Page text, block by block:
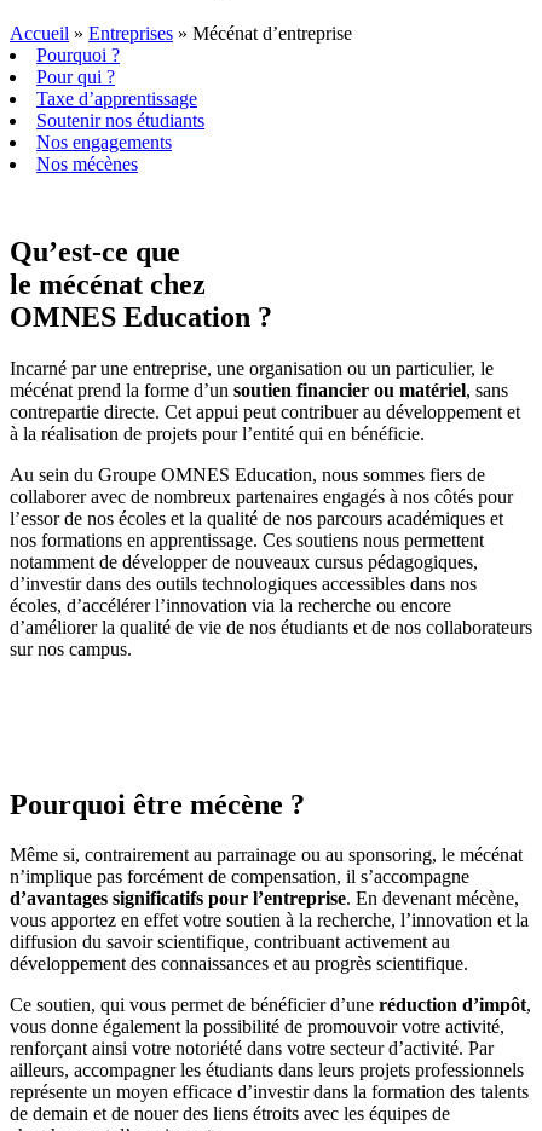
Accueil » Entreprises » Mécénat d’entreprise
Pourquoi ?
Pour qui ?
Taxe d’apprentissage
Soutenir nos étudiants
Nos engagements
Nos mécènes
Qu’est-ce que
le mécénat chez
OMNES Education ?
Incarné par une entreprise, une organisation ou un particulier, le
mécénat prend la forme d’un soutien financier ou matériel, sans
contrepartie directe. Cet appui peut contribuer au développement et
à la réalisation de projets pour l’entité qui en bénéficie.
Au sein du Groupe OMNES Education, nous sommes fiers de
collaborer avec de nombreux partenaires engagés à nos côtés pour
l’essor de nos écoles et la qualité de nos parcours académiques et
nos formations en apprentissage. Ces soutiens nous permettent
notamment de développer de nouveaux cursus pédagogiques,
d’investir dans des outils technologiques accessibles dans nos
écoles, d’accélérer l’innovation via la recherche ou encore
d’améliorer la qualité de vie de nos étudiants et de nos collaborateurs
sur nos campus.
Pourquoi être mécène ?
Même si, contrairement au parrainage ou au sponsoring, le mécénat
n’implique pas forcément de compensation, il s’accompagne
d’avantages significatifs pour l’entreprise. En devenant mécène,
vous apportez en effet votre soutien à la recherche, l’innovation et la
diffusion du savoir scientifique, contribuant activement au
développement des connaissances et au progrès scientifique.
Ce soutien, qui vous permet de bénéficier d’une réduction d’impôt,
vous donne également la possibilité de promouvoir votre activité,
renforçant ainsi votre notoriété dans votre secteur d’activité. Par
ailleurs, accompagner les étudiants dans leurs projets professionnels
représente un moyen efficace d’investir dans la formation des talents
de demain et de nouer des liens étroits avec les équipes de